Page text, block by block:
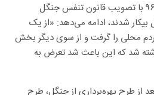
بیات با تاکید بر اینکه از سال ۹۶ با تصویب قانون تنفس جنگل
بیکار شدند، ادامه می‌دهد: «از یک
محلی را گرفت و از سوی دیگر بخش
شد که این باعث شد تعرض به
از طرح بهره‌برداری از جنگل، طرح